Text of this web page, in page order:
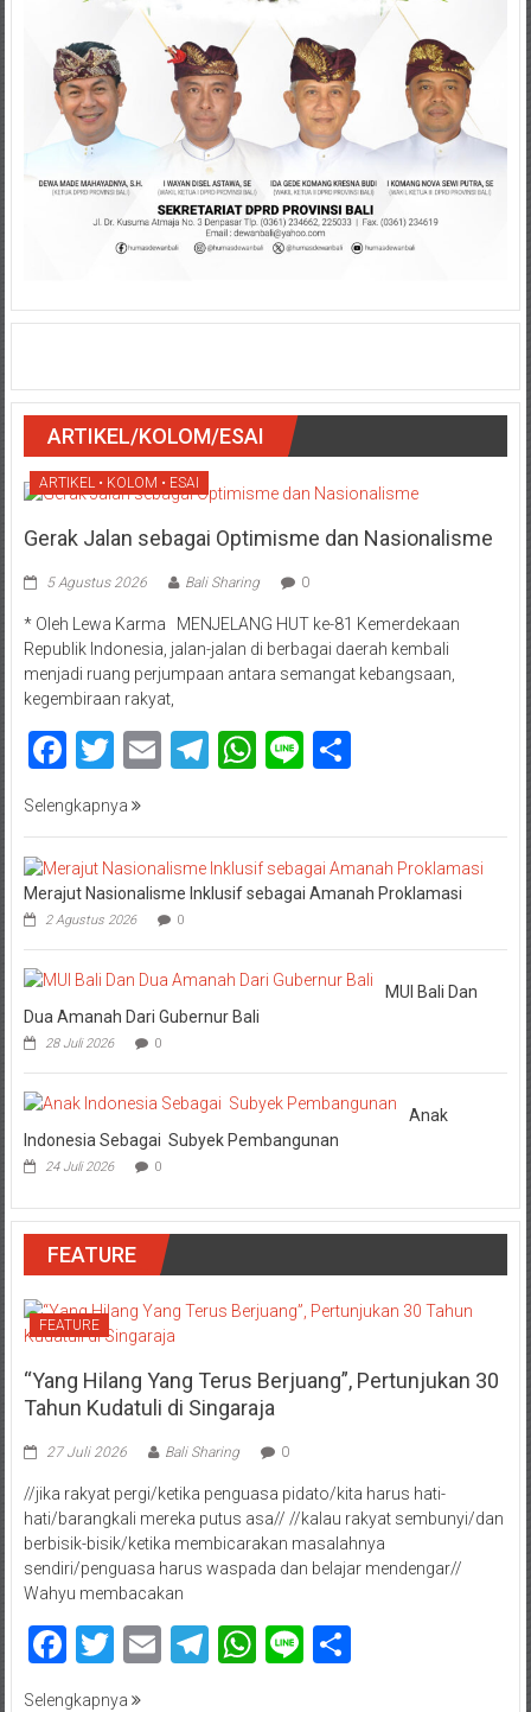
ARTIKEL/KOLOM/ESAI
ARTIKEL • KOLOM • ESAI
Gerak Jalan sebagai Optimisme dan Nasionalisme
5 Agustus 2026 Bali Sharing 0
* Oleh Lewa Karma MENJELANG HUT ke-81 Kemerdekaan
Republik Indonesia, jalan-jalan di berbagai daerah kembali
menjadi ruang perjumpaan antara semangat kebangsaan,
kegembiraan rakyat,
Facebook
Twitter
EmailTelegram
WhatsApp
LineShare
Selengkapnya
Merajut Nasionalisme Inklusif sebagai Amanah Proklamasi
2 Agustus 2026 0
MUI Bali Dan
Dua Amanah Dari Gubernur Bali
28 Juli 2026 0
Anak
Indonesia Sebagai Subyek Pembangunan
24 Juli 2026 0
FEATURE
FEATURE
“Yang Hilang Yang Terus Berjuang”, Pertunjukan 30
Tahun Kudatuli di Singaraja
27 Juli 2026 Bali Sharing 0
//jika rakyat pergi/ketika penguasa pidato/kita harus hati-
hati/barangkali mereka putus asa// //kalau rakyat sembunyi/dan
berbisik-bisik/ketika membicarakan masalahnya
sendiri/penguasa harus waspada dan belajar mendengar//
Wahyu membacakan
Facebook
Twitter
EmailTelegram
WhatsApp
LineShare
Selengkapnya